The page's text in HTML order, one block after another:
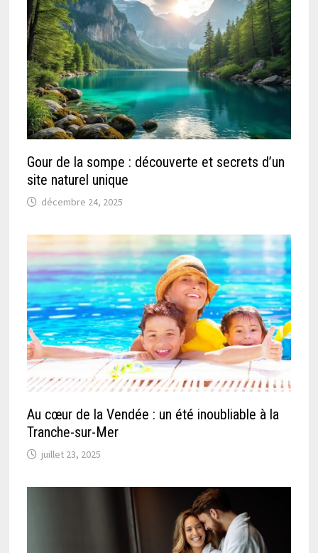
Gour de la sompe : découverte et secrets d’un
site naturel unique
décembre 24, 2025
Au cœur de la Vendée : un été inoubliable à la
Tranche-sur-Mer
juillet 23, 2025